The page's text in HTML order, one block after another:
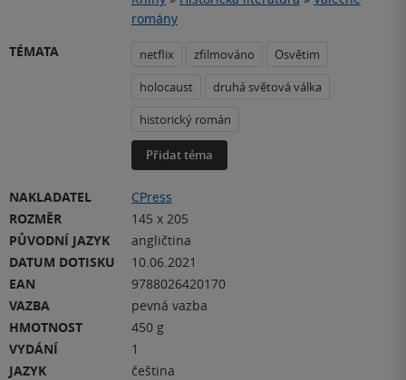
romány
TÉMATA
netflix zfilmováno
Osvětim
holocaust
druhá světová válka
historický román
Přidat téma
NAKLADATEL
CPress
ROZMĚR
145 x 205
PŮVODNÍ JAZYK
angličtina
DATUM DOTISKU
10.06.2021
EAN
9788026420170
VAZBA
pevná vazba
HMOTNOST
450 g
VYDÁNÍ
1
JAZYK
čeština